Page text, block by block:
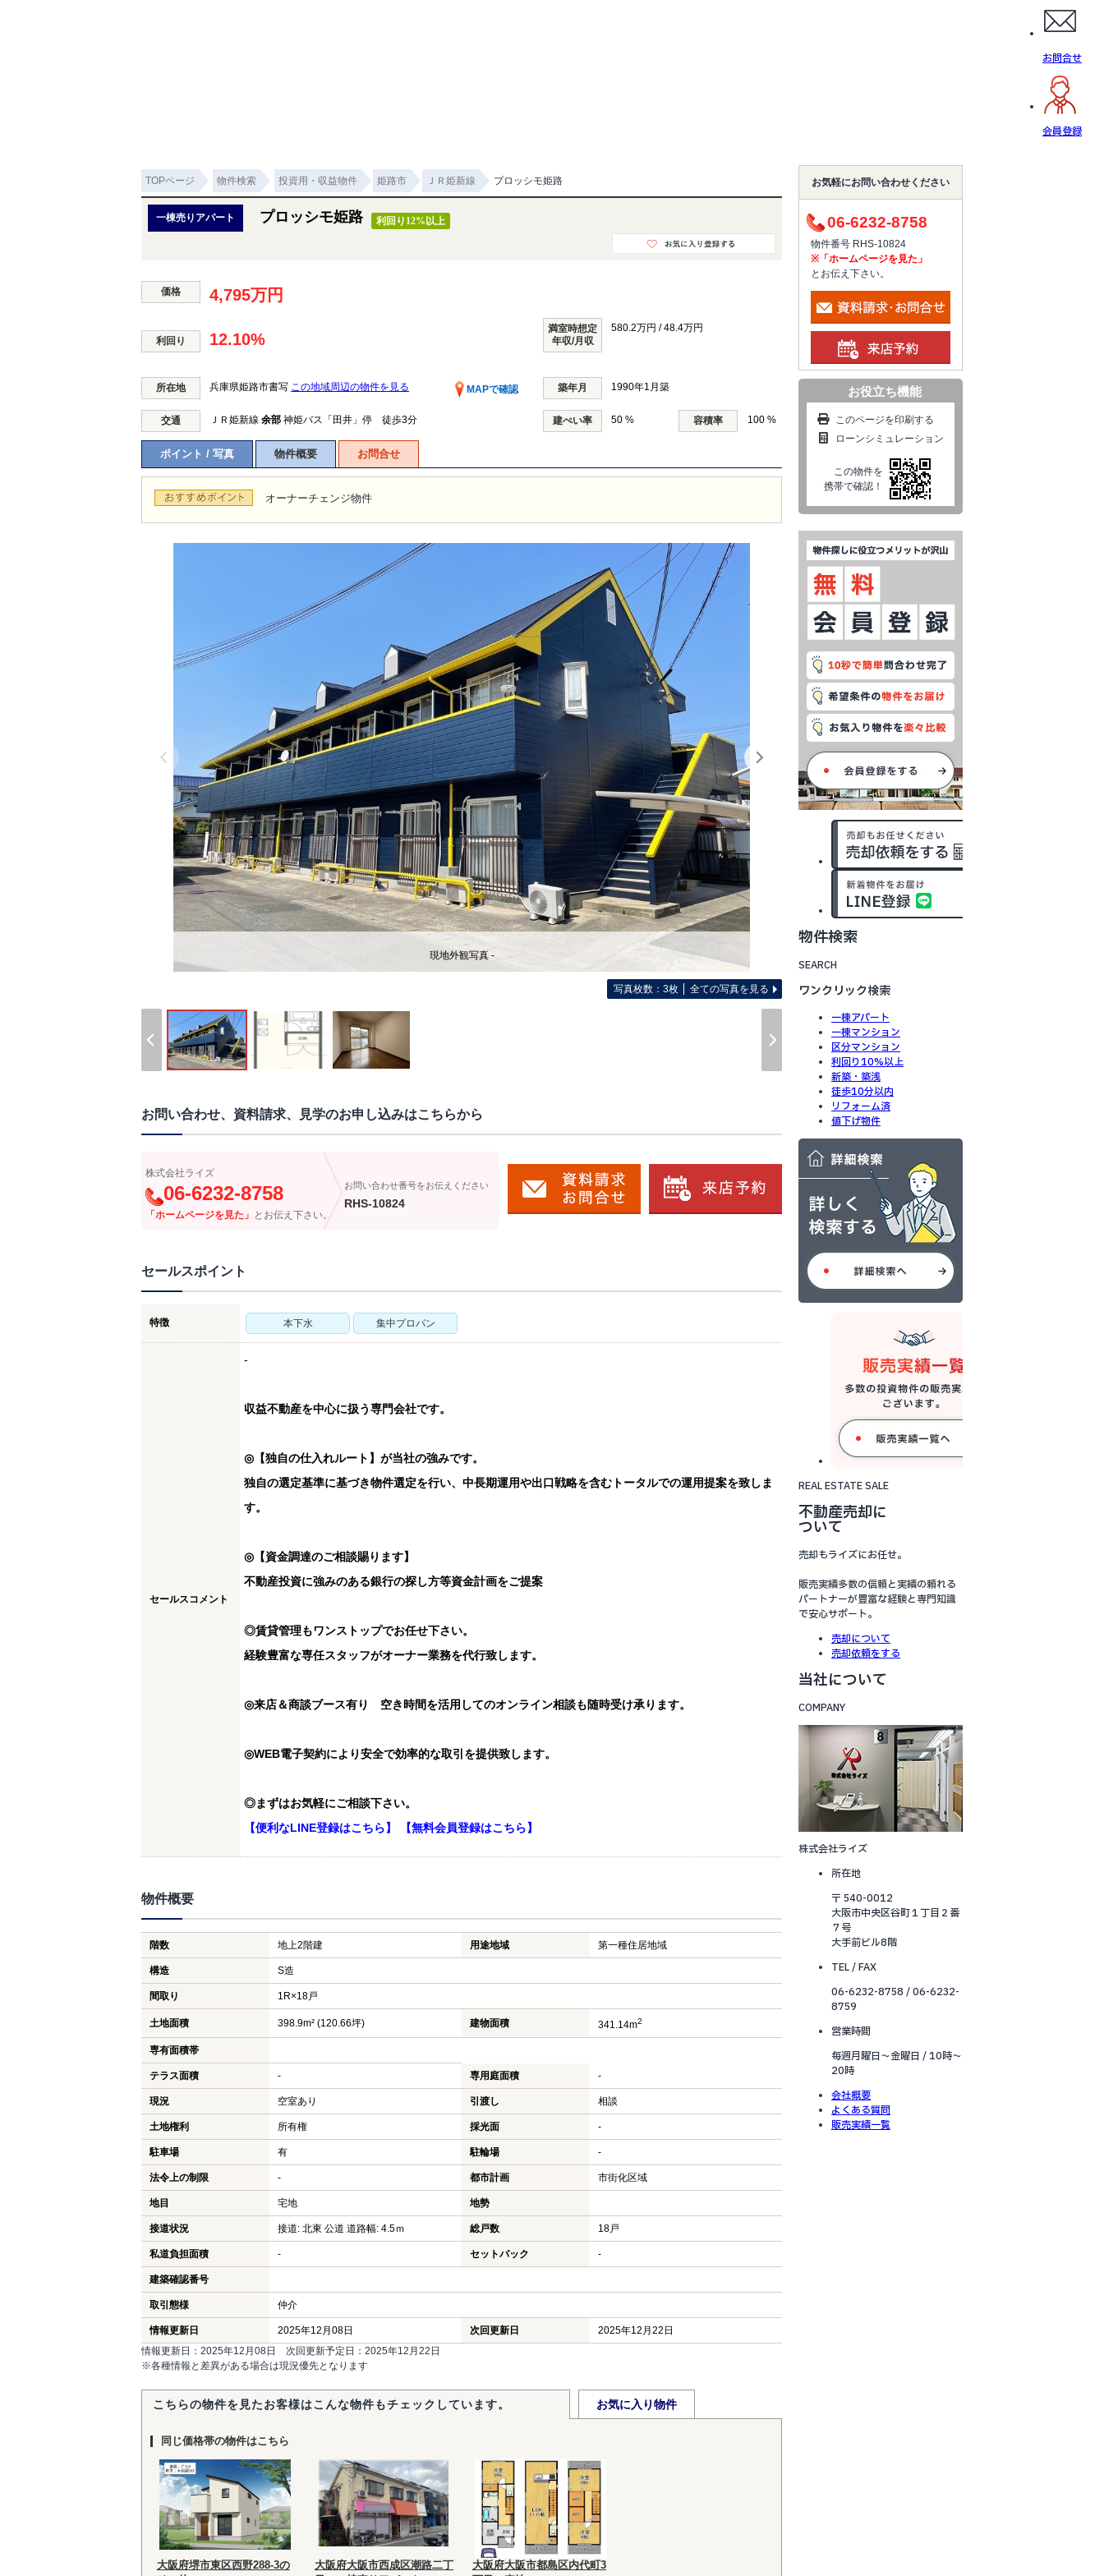
お問合せ
会員登録
TOPページ 物件検索 投資用・収益物件 姫路市 ＪＲ姫新線 プロッシモ姫路
一棟売りアパート プロッシモ姫路 利回り12%以上
価格 4,795万円
利回り 12.10%
満室時想定
年収/月収
580.2万円 / 48.4万円
所在地 兵庫県姫路市書写 MAPで確認
この地域周辺の物件を見る 築年月 1990年1月築
交通 ＪＲ姫新線 余部 神姫バス「田井」停 徒歩3分 建ぺい率 50 % 容積率 100 %
ポイント / 写真 物件概要 お問合せ
オーナーチェンジ物件
現地外観写真 -
写真枚数：3枚 全ての写真を見る
お問い合わせ、資料請求、見学のお申し込みはこちらから
株式会社ライズ
06-6232-8758
「ホームページを見た」 とお伝え下さい。
お問い合わせ番号をお伝えください
RHS-10824
セールスポイント
特徴 本下水 集中プロパン
セールスコメント
-
収益不動産を中心に扱う専門会社です。
◎【独自の仕入れルート】が当社の強みです。
独自の選定基準に基づき物件選定を行い、中長期運用や出口戦略を含むトータルでの運用提案を致しま
す。
◎【資金調達のご相談賜ります】
不動産投資に強みのある銀行の探し方等資金計画をご提案
◎賃貸管理もワンストップでお任せ下さい。
経験豊富な専任スタッフがオーナー業務を代行致します。
◎来店＆商談ブース有り 空き時間を活用してのオンライン相談も随時受け承ります。
◎WEB電子契約により安全で効率的な取引を提供致します。
◎まずはお気軽にご相談下さい。
【便利なLINE登録はこちら】
【無料会員登録はこちら】
物件概要
階数 地上2階建 用途地域 第一種住居地域
構造 S造
間取り 1R×18戸
土地面積 398.9m² (120.66坪) 建物面積 341.14m2
専有面積帯
テラス面積 - 専用庭面積 -
現況 空室あり 引渡し 相談
土地権利 所有権 採光面 -
駐車場 有 駐輪場 -
法令上の制限 - 都市計画 市街化区域
地目 宅地 地勢
接道状況 接道: 北東 公道 道路幅: 4.5ｍ 総戸数 18戸
私道負担面積 - セットバック -
建築確認番号
取引態様 仲介
情報更新日 2025年12月08日 次回更新日
2025年12月22日
情報更新日：2025年12月08日 次回更新予定日：2025年12月22日
※各種情報と差異がある場合は現況優先となります
こちらの物件を見たお客様はこんな物件もチェックしています。 お気に入り物件
同じ価格帯の物件はこちら
大阪府堺市東区西野288-3の
大阪府大阪市西成区潮路二丁
大阪府大阪市都島区内代町3
お気軽にお問い合わせください
06-6232-8758
物件番号 RHS-10824
※「ホームページを見た」
とお伝え下さい。
お役立ち機能
このページを印刷する
ローンシミュレーション
この物件を
携帯で確認！
物件検索
SEARCH
ワンクリック検索
一棟アパート
一棟マンション
区分マンション
利回り10%以上
新築・築浅
徒歩10分以内
リフォーム済
値下げ物件
REAL ESTATE SALE
不動産売却に
ついて
売却もライズにお任せ。
販売実績多数の信頼と実績の頼れる
パートナーが豊富な経験と専門知識
で安心サポート。
売却について
売却依頼をする
当社について
COMPANY
株式会社ライズ
所在地
〒 540-0012
大阪市中央区谷町１丁目２番
７号
大手前ビル8階
TEL / FAX
06-6232-8758 / 06-6232-
8759
営業時間
毎週月曜日～金曜日 / 10時～
20時
会社概要
よくある質問
販売実績一覧